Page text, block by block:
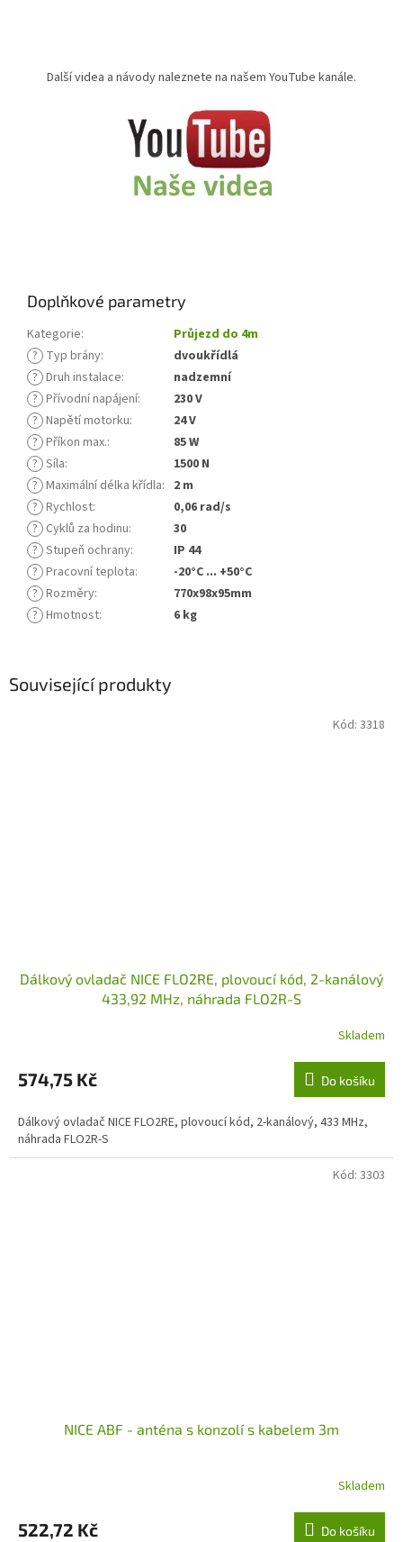
Související produkty
Dálkový ovladač NICE FLO2RE, plovoucí kód, 2-kanálový
433,92 MHz, náhrada FLO2R-S
Skladem
574,75 Kč Do košíku
Dálkový ovladač NICE FLO2RE, plovoucí kód, 2-kanálový, 433 MHz,
náhrada FLO2R-S
Kód: 3318
NICE ABF - anténa s konzolí s kabelem 3m
Skladem
522,72 Kč Do košíku
Kód: 3303
Další videa a návody naleznete na našem YouTube kanále.
Doplňkové parametry
Kategorie:
Průjezd do 4m
? Typ brány:
dvoukřídlá
? Druh instalace:
nadzemní
? Přívodní napájení:
230 V
? Napětí motorku:
24 V
? Příkon max.:
85 W
? Síla:
1500 N
? Maximální délka křídla: 2 m
? Rychlost:
0,06 rad/s
? Cyklů za hodinu:
30
? Stupeň ochrany:
IP 44
? Pracovní teplota:
-20°C ... +50°C
? Rozměry:
770x98x95mm
? Hmotnost: 6 kg